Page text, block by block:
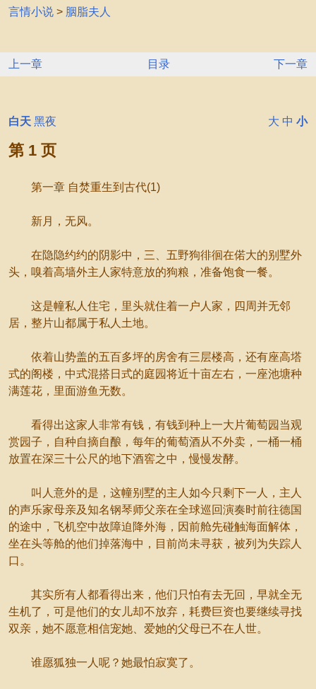
言情小说 > 胭脂夫人
上一章 目录 下一章
白天 黑夜 大 中 小
第 1 页
第一章 自焚重生到古代(1)
新月，无风。
在隐隐约约的阴影中，三、五野狗徘徊在偌大的别墅外
头，嗅着高墙外主人家特意放的狗粮，准备饱食一餐。
这是幢私人住宅，里头就住着一户人家，四周并无邻
居，整片山都属于私人土地。
依着山势盖的五百多坪的房舍有三层楼高，还有座高塔
式的阁楼，中式混搭日式的庭园将近十亩左右，一座池塘种
满莲花，里面游鱼无数。
看得出这家人非常有钱，有钱到种上一大片葡萄园当观
赏园子，自种自摘自酿，每年的葡萄酒从不外卖，一桶一桶
放置在深三十公尺的地下酒窖之中，慢慢发酵。
叫人意外的是，这幢别墅的主人如今只剩下一人，主人
的声乐家母亲及知名钢琴师父亲在全球巡回演奏时前往德国
的途中，飞机空中故障迫降外海，因前舱先碰触海面解体，
坐在头等舱的他们掉落海中，目前尚未寻获，被列为失踪人
口。
其实所有人都看得出来，他们只怕有去无回，早就全无
生机了，可是他们的女儿却不放弃，耗费巨资也要继续寻找
双亲，她不愿意相信宠她、爱她的父母已不在人世。
谁愿狐独一人呢？她最怕寂寞了。